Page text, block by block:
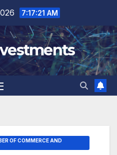
7:17:22 AM
OF COMMERCE AND